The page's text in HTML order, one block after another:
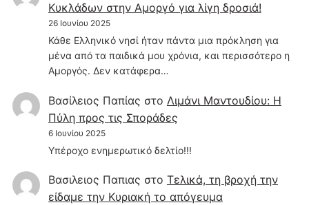
Κυκλάδων στην Αμοργό για λίγη δροσιά!
26 Ιουνίου 2025
Κάθε Ελληνικό νησί ήταν πάντα μια πρόκληση για
μένα από τα παιδικά μου χρόνια, και περισσότερο η
Αμοργός. Δεν κατάφερα…
Βασίλειος Παπίας στο Λιμάνι Μαντουδίου: Η
Πύλη προς τις Σποράδες
6 Ιουνίου 2025
Υπέροχο ενημερωτικό δελτίο!!!
Βασιλειος Παπιας στο Τελικά, τη βροχή την
είδαμε την Κυριακή το απόγευμα